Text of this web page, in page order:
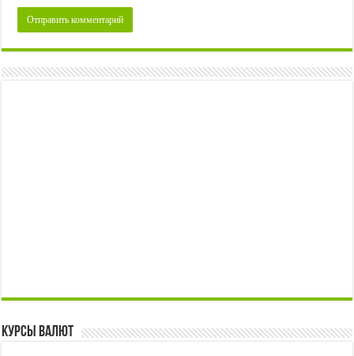
Курсы валют